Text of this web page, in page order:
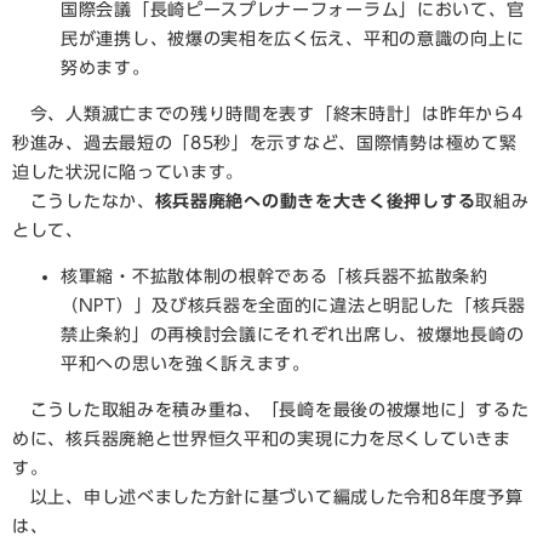
国際会議「長崎ピースプレナーフォーラム」において、官
民が連携し、被爆の実相を広く伝え、平和の意識の向上に
努めます。
今、人類滅亡までの残り時間を表す「終末時計」は昨年から4
秒進み、過去最短の「85秒」を示すなど、国際情勢は極めて緊
迫した状況に陥っています。
​ こうしたなか、 核兵器廃絶への動きを大きく後押しする取組み
として、
核軍縮・不拡散体制の根幹である「核兵器不拡散条約
（NPT）」及び核兵器を全面的に違法と明記した「核兵器
禁止条約」の再検討会議にそれぞれ出席し、被爆地長崎の
平和への思いを強く訴えます。
こうした取組みを積み重ね、「長崎を最後の被爆地に」するた
めに、核兵器廃絶と世界恒久平和の実現に力を尽くしていきま
す。
以上、申し述べました⽅針に基づいて編成した令和8年度予算
は、